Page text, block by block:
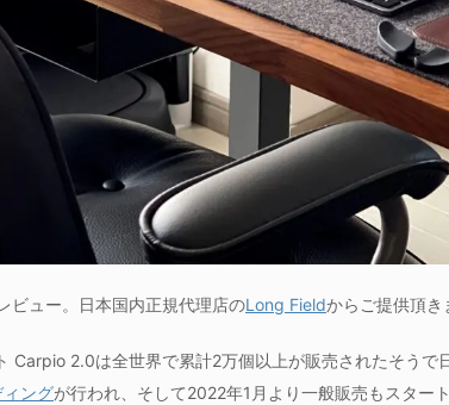
ビュー。日本国内正規代理店のLong Fieldからご提供頂き
Carpio 2.0は全世界で累計2万個以上が販売されたそうで
ィングが行われ、そして2022年1月より一般販売もスタート